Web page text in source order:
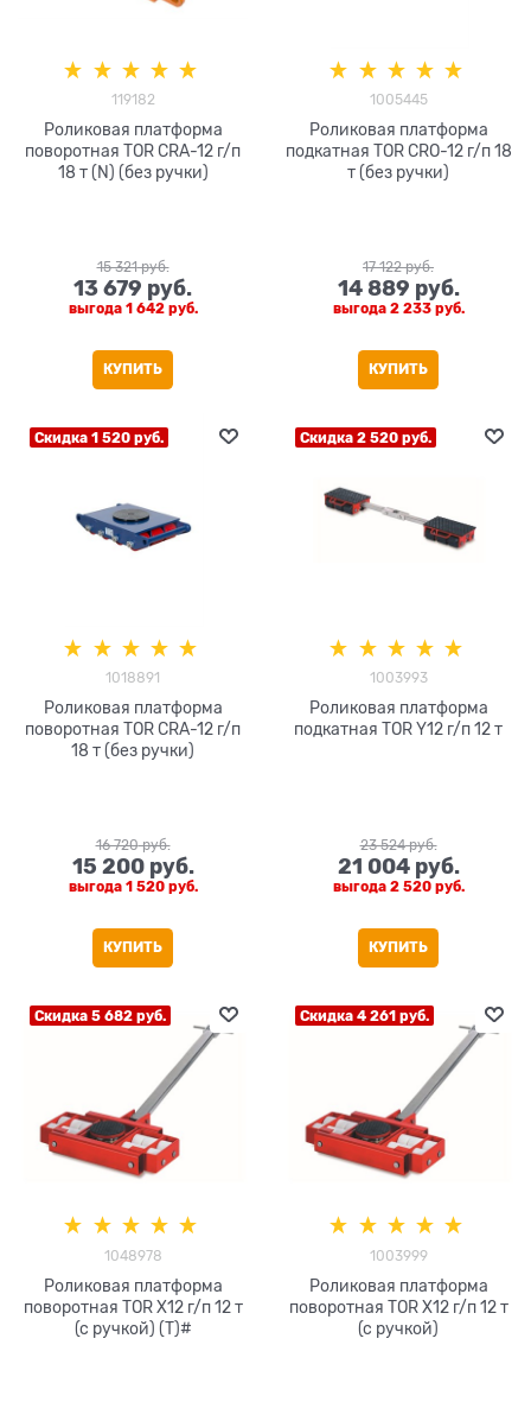
119182
Роликовая платформа
поворотная TOR CRA-12 г/п
18 т (N) (без ручки)
15 321 руб.
13 679 руб.
выгода 1 642 руб.
КУПИТЬ
1005445
Роликовая платформа
подкатная TOR CRO-12 г/п 18
т (без ручки)
17 122 руб.
14 889 руб.
выгода 2 233 руб.
КУПИТЬ
Скидка 1 520 руб.
1018891
Роликовая платформа
поворотная TOR CRA-12 г/п
18 т (без ручки)
16 720 руб.
15 200 руб.
выгода 1 520 руб.
КУПИТЬ
Скидка 2 520 руб.
1003993
Роликовая платформа
подкатная TOR Y12 г/п 12 т
23 524 руб.
21 004 руб.
выгода 2 520 руб.
КУПИТЬ
Скидка 5 682 руб.
1048978
Роликовая платформа
поворотная TOR X12 г/п 12 т
(с ручкой) (T)#
Скидка 4 261 руб.
1003999
Роликовая платформа
поворотная TOR X12 г/п 12 т
(с ручкой)